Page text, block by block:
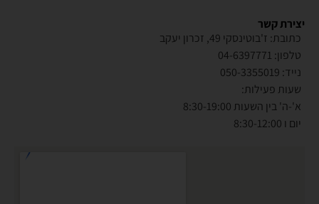
יצירת קשר
כתובת: ז'בוטינסקי 49, זכרון יעקב
טלפון: 04-6397771
נייד: 050-3355019
שעות פעילות:
א'-ה' בין השעות 8:30-19:00
יום ו 8:30-12:00